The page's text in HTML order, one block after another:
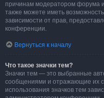
причинам модератором форума
также можете иметь
зависимости от прав,
конференции.
Вернуться к началу
Что такое значки тем?
Значки тем — это выбранные
сообщениями и отражающие их
использования значков тем